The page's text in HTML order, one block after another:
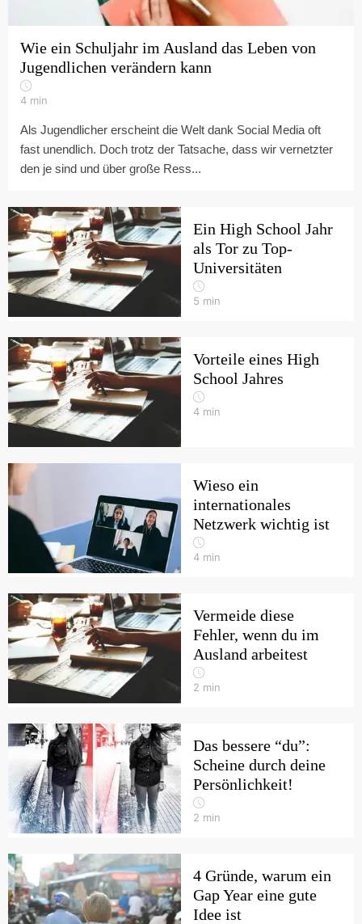
Wie ein Schuljahr im Ausland das Leben von
Jugendlichen verändern kann
4 min
Als Jugendlicher erscheint die Welt dank Social Media oft
fast unendlich. Doch trotz der Tatsache, dass wir vernetzter
den je sind und über große Ress...
Ein High School Jahr
als Tor zu Top-
Universitäten
5 min
Vorteile eines High
School Jahres
4 min
Wieso ein
internationales
Netzwerk wichtig ist
4 min
Vermeide diese
Fehler, wenn du im
Ausland arbeitest
2 min
Das bessere “du”:
Scheine durch deine
Persönlichkeit!
2 min
4 Gründe, warum ein
Gap Year eine gute
Idee ist